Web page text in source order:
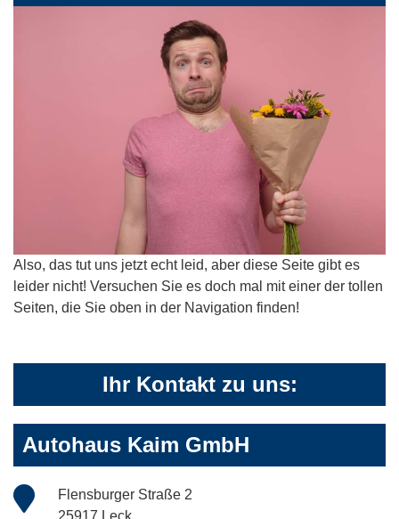
Also, das tut uns jetzt echt leid, aber diese Seite gibt es
leider nicht! Versuchen Sie es doch mal mit einer der tollen
Seiten, die Sie oben in der Navigation finden!
Ihr Kontakt zu uns:
Autohaus Kaim GmbH
Flensburger Straße 2
25917 Leck